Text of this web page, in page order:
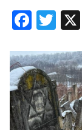
Facebook
Twitter